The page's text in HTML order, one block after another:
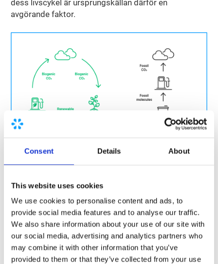
Consent Details About
This website uses cookies
We use cookies to personalise content and ads, to
provide social media features and to analyse our traffic.
We also share information about your use of our site with
our social media, advertising and analytics partners who
may combine it with other information that you’ve
provided to them or that they’ve collected from your use
avgörande faktor.
Från biogas till LBG
Den skalbara vägen till
hållbara transporter